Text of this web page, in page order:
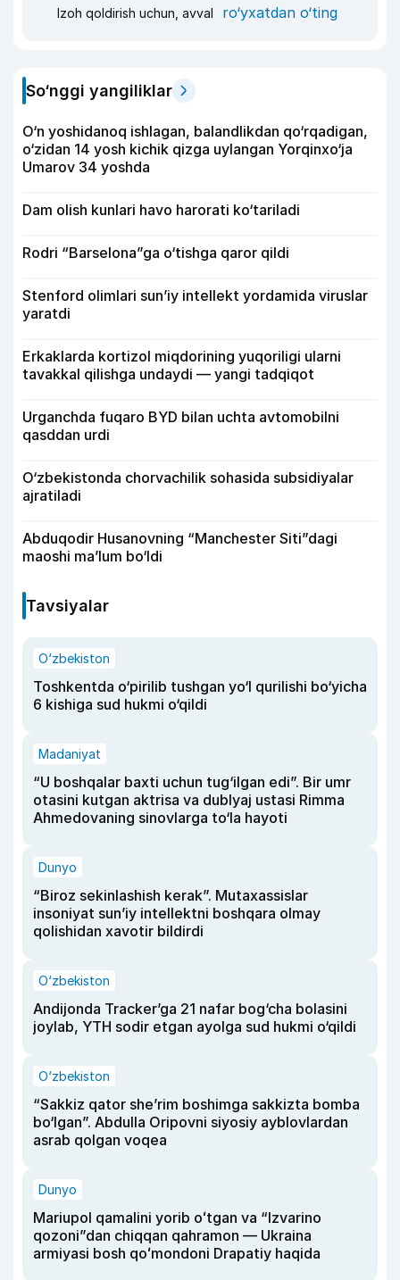
Izoh qoldirish uchun, avval ro‘yxatdan o‘ting
So‘nggi yangiliklar
O‘n yoshidanoq ishlagan, balandlikdan qo‘rqadigan,
o‘zidan 14 yosh kichik qizga uylangan Yorqinxo‘ja
Umarov 34 yoshda
Dam olish kunlari havo harorati ko‘tariladi
Rodri “Barselona”ga o‘tishga qaror qildi
Stenford olimlari sun’iy intellekt yordamida viruslar
yaratdi
Erkaklarda kortizol miqdorining yuqoriligi ularni
tavakkal qilishga undaydi — yangi tadqiqot
Urganchda fuqaro BYD bilan uchta avtomobilni
qasddan urdi
O‘zbekistonda chorvachilik sohasida subsidiyalar
ajratiladi
Abduqodir Husanovning “Manchester Siti”dagi
maoshi ma’lum bo‘ldi
Tavsiyalar
O‘zbekiston
Toshkentda o‘pirilib tushgan yo‘l qurilishi bo‘yicha
6 kishiga sud hukmi o‘qildi
Madaniyat
“U boshqalar baxti uchun tug‘ilgan edi”. Bir umr
otasini kutgan aktrisa va dublyaj ustasi Rimma
Ahmedovaning sinovlarga to‘la hayoti
Dunyo
“Biroz sekinlashish kerak”. Mutaxassislar
insoniyat sun’iy intellektni boshqara olmay
qolishidan xavotir bildirdi
O‘zbekiston
Andijonda Tracker’ga 21 nafar bog‘cha bolasini
joylab, YTH sodir etgan ayolga sud hukmi o‘qildi
O‘zbekiston
“Sakkiz qator she’rim boshimga sakkizta bomba
bo‘lgan”. Abdulla Oripovni siyosiy ayblovlardan
asrab qolgan voqea
Dunyo
Mariupol qamalini yorib oʻtgan va “Izvarino
qozoni”dan chiqqan qahramon — Ukraina
armiyasi bosh qoʻmondoni Drapatiy haqida